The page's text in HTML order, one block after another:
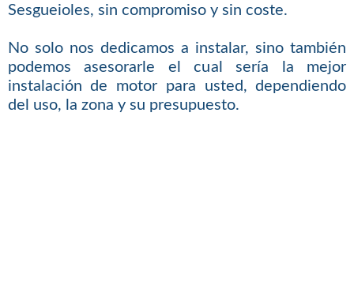
Sesgueioles, sin compromiso y sin coste.
No solo nos dedicamos a instalar, sino también
podemos asesorarle el cual sería la mejor
instalación de motor para usted, dependiendo
del uso, la zona y su presupuesto.